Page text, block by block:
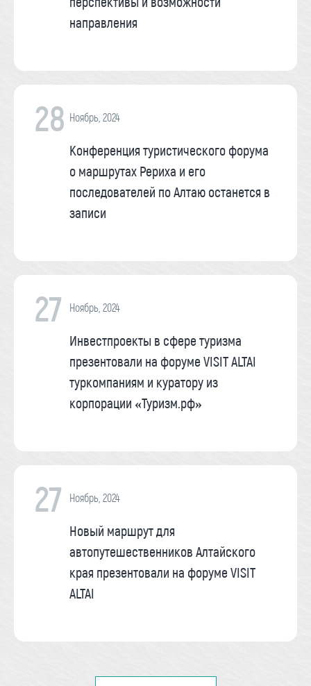
направления
28 Ноябрь, 2024
Конференция туристического форума
о маршрутах Рериха и его
последователей по Алтаю останется в
записи
27 Ноябрь, 2024
Инвестпроекты в сфере туризма
презентовали на форуме VISIT ALTAI
туркомпаниям и куратору из
корпорации «Туризм.рф»
27 Ноябрь, 2024
Новый маршрут для
автопутешественников Алтайского
края презентовали на форуме VISIT
ALTAI